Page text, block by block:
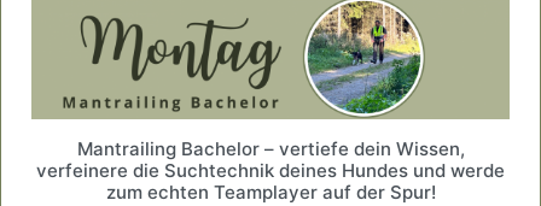
Mantrailing Bachelor – vertiefe dein Wissen,
verfeinere die Suchtechnik deines Hundes und werde
zum echten Teamplayer auf der Spur!